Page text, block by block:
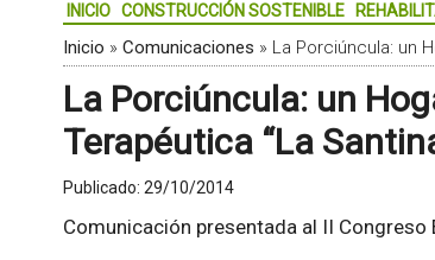
INICIO CONSTRUCCIÓN SOSTENIBLE
Inicio » Comunicaciones » La Porciúncula: un
La Porciúncula: un
Terapéutica “La
Publicado: 29/10/2014
Comunicación presentada al II Congreso